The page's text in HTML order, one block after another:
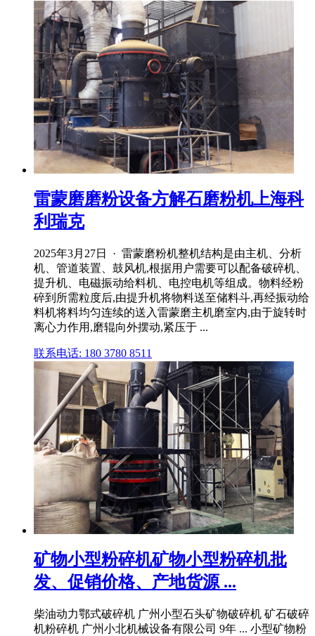
雷蒙磨磨粉设备方解石磨粉机上海科
利瑞克
2025年3月27日 · 雷蒙磨粉机整机结构是由主机、分析
机、管道装置、鼓风机,根据用户需要可以配备破碎机、
提升机、电磁振动给料机、电控电机等组成。物料经粉
碎到所需粒度后,由提升机将物料送至储料斗,再经振动给
料机将料均匀连续的送入雷蒙磨主机磨室内,由于旋转时
离心力作用,磨辊向外摆动,紧压于 ...
联系电话: 180 3780 8511
矿物小型粉碎机矿物小型粉碎机批
发、促销价格、产地货源 ...
柴油动力鄂式破碎机 广州小型石头矿物破碎机 矿石破碎
机粉碎机 广州小北机械设备有限公司 9年 ... 小型矿物粉